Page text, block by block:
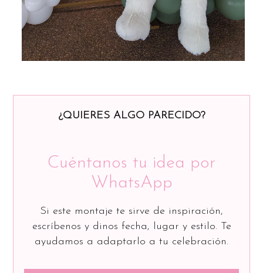
¿QUIERES ALGO PARECIDO?
Cuéntanos tu idea por
WhatsApp
Si este montaje te sirve de inspiración,
escríbenos y dinos fecha, lugar y estilo. Te
ayudamos a adaptarlo a tu celebración.